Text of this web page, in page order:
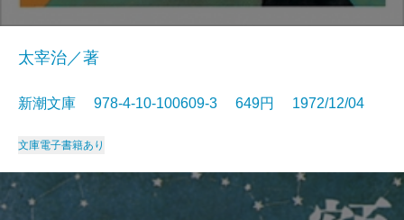
太宰治／著
新潮文庫 978-4-10-100609-3 649円 1972/12/04
文庫電子書籍あり